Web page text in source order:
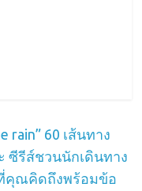
rain” 60 เส้นทาง
ซีรีส์ชวนนักเดินทาง
คุณคิดถึงพร้อมข้อ